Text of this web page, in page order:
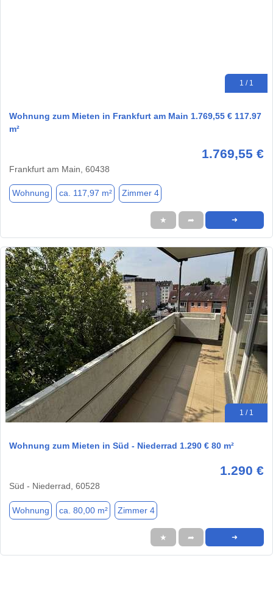
1 / 1
Wohnung zum Mieten in Frankfurt am Main 1.769,55 € 117.97
m²
1.769,55 €
Frankfurt am Main, 60438
Wohnung ca. 117,97 m² Zimmer 4
★ ➦ ➜
1 / 1
Wohnung zum Mieten in Süd - Niederrad 1.290 € 80 m²
1.290 €
Süd - Niederrad, 60528
Wohnung ca. 80,00 m² Zimmer 4
★ ➦ ➜